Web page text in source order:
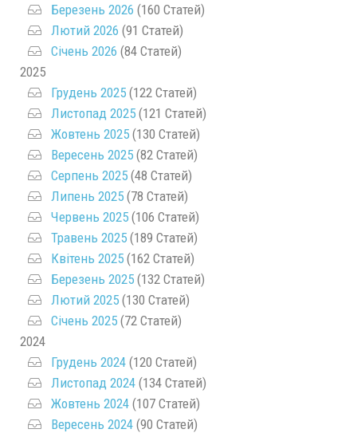
Березень 2026 (160 Статей)
Лютий 2026 (91 Статей)
Січень 2026 (84 Статей)
2025
Грудень 2025 (122 Статей)
Листопад 2025 (121 Статей)
Жовтень 2025 (130 Статей)
Вересень 2025 (82 Статей)
Серпень 2025 (48 Статей)
Липень 2025 (78 Статей)
Червень 2025 (106 Статей)
Травень 2025 (189 Статей)
Квітень 2025 (162 Статей)
Березень 2025 (132 Статей)
Лютий 2025 (130 Статей)
Січень 2025 (72 Статей)
2024
Грудень 2024 (120 Статей)
Листопад 2024 (134 Статей)
Жовтень 2024 (107 Статей)
Вересень 2024 (90 Статей)